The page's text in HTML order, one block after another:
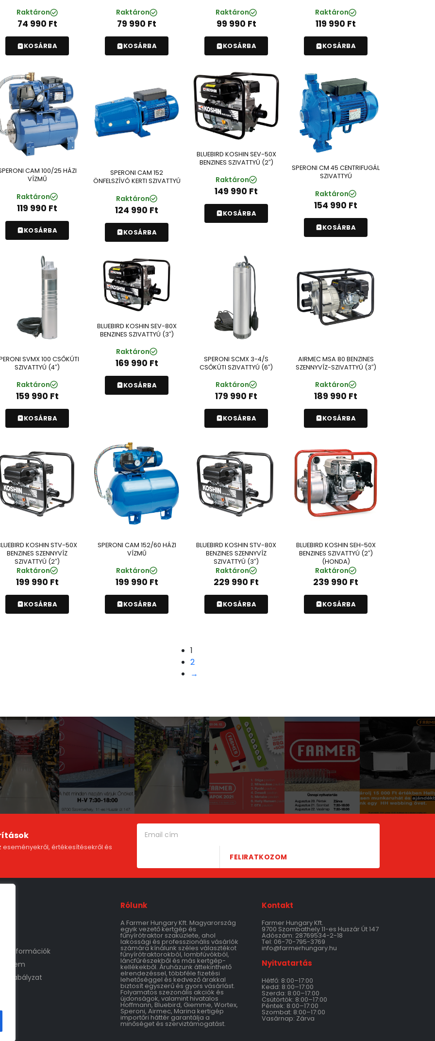
Raktáron
74 990 Ft
KOSÁRBA
Raktáron
79 990 Ft
KOSÁRBA
Raktáron
99 990 Ft
KOSÁRBA
Raktáron
119 990 Ft
KOSÁRBA
CAM 100/25 HÁZI
VÍZMŰ
Raktáron
119 990 Ft
KOSÁRBA
SPERONI CAM 152
ÖNFELSZÍVÓ KERTI SZIVATTYÚ
Raktáron
124 990 Ft
KOSÁRBA
BLUEBIRD KOSHIN SEV-50X
BENZINES SZIVATTYÚ (2″)
Raktáron
149 990 Ft
KOSÁRBA
SPERONI CM 45 CENTRIFUGÁL
SZIVATTYÚ
Raktáron
154 990 Ft
KOSÁRBA
SVMX 100 CSŐKÚTI
SZIVATTYÚ (4″)
Raktáron
159 990 Ft
KOSÁRBA
BLUEBIRD KOSHIN SEV-80X
BENZINES SZIVATTYÚ (3″)
Raktáron
169 990 Ft
KOSÁRBA
SPERONI SCMX 3-4/S
CSŐKÚTI SZIVATTYÚ (6″)
Raktáron
179 990 Ft
KOSÁRBA
AIRMEC MSA 80 BENZINES
SZENNYVÍZ-SZIVATTYÚ (3″)
Raktáron
189 990 Ft
KOSÁRBA
KOSHIN STV-50X
BENZINES SZENNYVÍZ
SZIVATTYÚ (2″)
Raktáron
199 990 Ft
KOSÁRBA
SPERONI CAM 152/60 HÁZI
VÍZMŰ
Raktáron
199 990 Ft
KOSÁRBA
BLUEBIRD KOSHIN STV-80X
BENZINES SZENNYVÍZ
SZIVATTYÚ (3″)
Raktáron
229 990 Ft
KOSÁRBA
BLUEBIRD KOSHIN SEH-50X
BENZINES SZIVATTYÚ (2″)
(HONDA)
Raktáron
239 990 Ft
KOSÁRBA
1
2
→
értékesítésekről és
FELIRATKOZOM
információk
Rólunk
A Farmer Hungary Kft. Magyarország
egyik vezető kertgép és
fűnyírótraktor szaküzlete, ahol
lakossági és professzionális vásárlók
számára kínálunk széles választékot
fűnyírótraktorokból, lombfúvókból,
láncfűrészekből és más kertgép-
kellékekből. Áruházunk áttekinthető
elrendezéssel, többféle fizetési
lehetőséggel és kedvező árakkal
biztosít egyszerű és gyors vásárlást.
Folyamatos szezonális akciók és
újdonságok, valamint hivatalos
Hoffmann, Bluebird, Giemme, Wortex,
Speroni, Airmec, Marina kertigép
importőri háttér garantálja a
minőséget és szerviztámogatást.
Kontakt
Farmer Hungary Kft.
9700 Szombathely 11-es Huszár Út 147
Adószám: 28769534-2-18
Tel: 06-70-795-3769
info@farmerhungary.hu
Nyitvatartás
Hétfő: 8:00–17:00
Kedd: 8:00–17:00
Szerda: 8:00–17:00
Csütörtök: 8:00–17:00
Péntek: 8:00–17:00
Szombat: 8:00–17:00
Vasárnap: Zárva